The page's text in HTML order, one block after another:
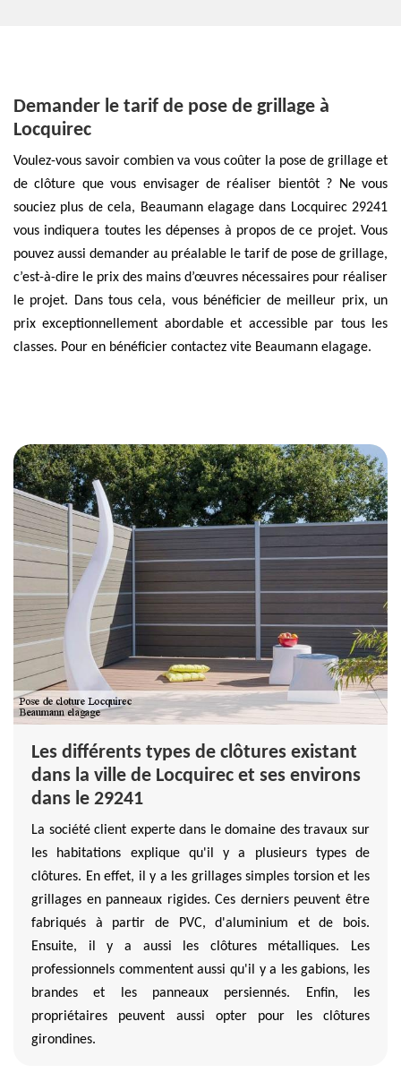
Demander le tarif de pose de grillage à
Locquirec
Voulez-vous savoir combien va vous coûter la pose de grillage et
de clôture que vous envisager de réaliser bientôt ? Ne vous
souciez plus de cela, Beaumann elagage dans Locquirec 29241
vous indiquera toutes les dépenses à propos de ce projet. Vous
pouvez aussi demander au préalable le tarif de pose de grillage,
c’est-à-dire le prix des mains d’œuvres nécessaires pour réaliser
le projet. Dans tous cela, vous bénéficier de meilleur prix, un
prix exceptionnellement abordable et accessible par tous les
classes. Pour en bénéficier contactez vite Beaumann elagage.
Les différents types de clôtures existant
dans la ville de Locquirec et ses environs
dans le 29241
La société client experte dans le domaine des travaux sur
les habitations explique qu'il y a plusieurs types de
clôtures. En effet, il y a les grillages simples torsion et les
grillages en panneaux rigides. Ces derniers peuvent être
fabriqués à partir de PVC, d'aluminium et de bois.
Ensuite, il y a aussi les clôtures métalliques. Les
professionnels commentent aussi qu'il y a les gabions, les
brandes et les panneaux persiennés. Enfin, les
propriétaires peuvent aussi opter pour les clôtures
girondines.